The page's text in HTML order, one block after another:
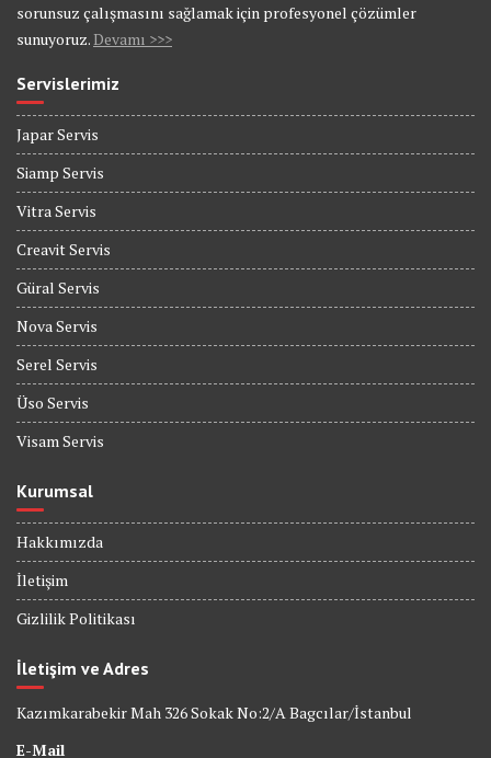
sorunsuz çalışmasını sağlamak için profesyonel çözümler
sunuyoruz.Devamı >>>
Servislerimiz
Japar Servis
Siamp Servis
Vitra Servis
Creavit Servis
Güral Servis
Nova Servis
Serel Servis
Üso Servis
Visam Servis
Kurumsal
Hakkımızda
İletişim
Gizlilik Politikası
İletişim ve Adres
Kazımkarabekir Mah 326 Sokak No:2/A Bagcılar/İstanbul
E-Mail